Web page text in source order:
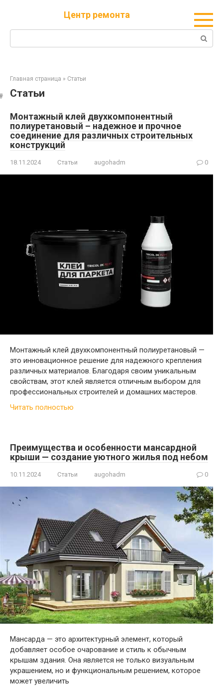
Центр ремонта
Поиск:
Главная страница » Статьи
Статьи
Монтажный клей двухкомпонентный
полиуретановый – надежное и прочное
соединение для различных строительных
конструкций
18.11.2024 Статьи augohadm 0
Монтажный клей двухкомпонентный полиуретановый —
это инновационное решение для надежного крепления
различных материалов. Благодаря своим уникальным
свойствам, этот клей является отличным выбором для
профессиональных строителей и домашних мастеров.
Читать полностью
Преимущества и особенности мансардной
крыши — создание уютного жилья под небом
10.11.2024 Статьи augohadm 0
Мансарда — это архитектурный элемент, который
добавляет особое очарование и стиль к обычным
крышам здания. Она является не только визуальным
украшением, но и функциональным решением, которое
может увеличить